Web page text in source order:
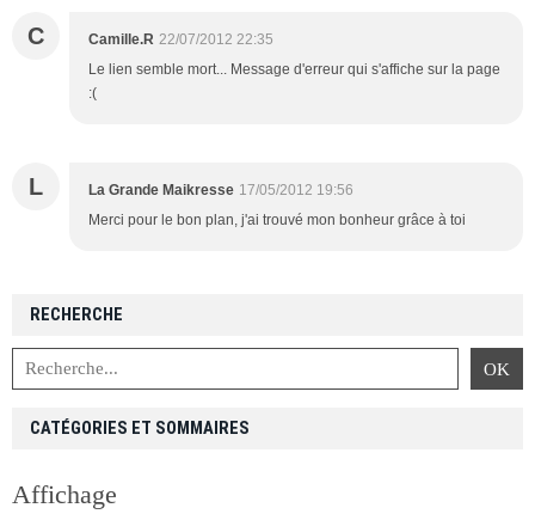
C Camille.R 22/07/2012 22:35
Le lien semble mort... Message d'erreur qui s'affiche sur la page
:(
L La Grande Maikresse 17/05/2012 19:56
Merci pour le bon plan, j'ai trouvé mon bonheur grâce à toi
RECHERCHE
CATÉGORIES ET SOMMAIRES
Affichage